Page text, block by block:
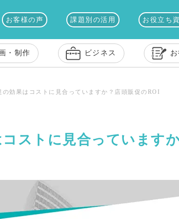
お客様の声 課題別の活用 お役立ち
・制作 ビジネス
の効果はコストに見合っていますか？店頭販促のROI
ストに見合っています